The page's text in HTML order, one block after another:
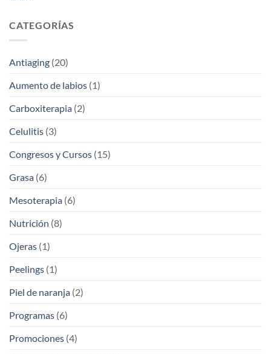
CATEGORÍAS
Antiaging (20)
Aumento de labios (1)
Carboxiterapia (2)
Celulitis (3)
Congresos y Cursos (15)
Grasa (6)
Mesoterapia (6)
Nutrición (8)
Ojeras (1)
Peelings (1)
Piel de naranja (2)
Programas (6)
Promociones (4)